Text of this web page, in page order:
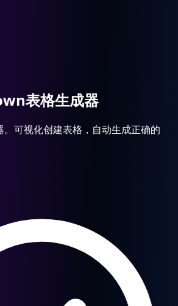
表格生成器
可视化创建表格，自动生成正确的